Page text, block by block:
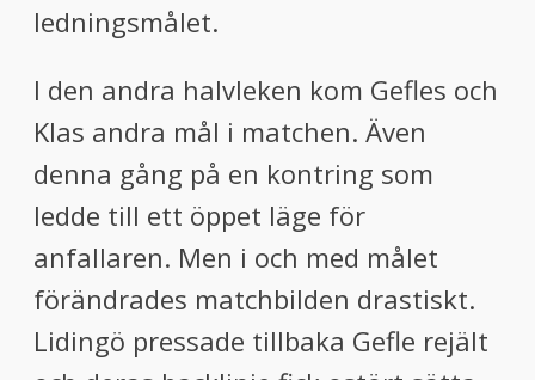
ledningsmålet.
I den andra halvleken kom Gefles och
Klas andra mål i matchen. Även
denna gång på en kontring som
ledde till ett öppet läge för
anfallaren. Men i och med målet
förändrades matchbilden drastiskt.
Lidingö pressade tillbaka Gefle rejält